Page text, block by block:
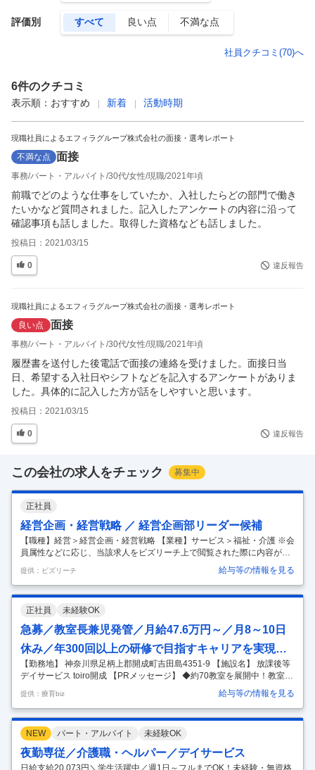
評価別 すべて 良い点 不満な点
社員クチコミ(70)へ
6件のクチコミ
表示順： おすすめ 新着 活動時期
現職社員によるエフィラグループ株式会社の面接・選考レポート
不満な点 面接
事務 パート・アルバイト 30代 女性 現職 2021年頃
前職でどのような仕事をしていたか、入社したらどの部門で働き
たいかなど質問されました。記入したアンケートの内容に沿って
確認事項も話しました。取得した資格なども話しました。
投稿日： 2021/03/15
0 違反報告
現職社員によるエフィラグループ株式会社の面接・選考レポート
良い点 面接
事務 パート・アルバイト 30代 女性 現職 2021年頃
履歴書を送付した後電話で面接の連絡を受けました。面接日当
日、希望する入社日やシフトなどを記入するアンケートがありま
した。具体的に記入した方が話をしやすいと思います。
投稿日： 2021/03/15
0 違反報告
この会社の求人をチェック 募集中
正社員
経営企画・経営戦略 ／ 経営企画部リーダー候補
【職種】経営＞経営企画・経営戦略 【業種】サービス＞福祉・介護 ※会
員属性などに応じ、当該求人をビズリーチ上で閲覧された際に内容が異
なる場合があります ■事業概要：地域の「生ききる」を支える、人生の
総合サポート企業 エフィラグループは、医療・保育・障害福祉・介護な
ど、人が一生の間に出会うあらゆる困難を支える事業を、神奈川県を中
心に展開しています。 「50事業・50エリア・50社長（COLORS50）」
という戦略を掲げ、現在16年目で11法人、28事業、従業員2,500名規模
へと急成長を遂げました。 神奈川県内における福祉事業の拠点数はNo.1
（※）を誇り、直近ではプロバスケットボールチームの経 …
提供：ビズリーチ 給与等の情報を見る
正社員 未経験OK
急募／教室長兼児発管／月給47.6万円～／月8～10日
休み／年300回以上の研修で目指すキャリアを実現＆
十人十色を引き出す好待遇／放課後等デイサービス／
【勤務地】 神奈川県足柄上郡開成町吉田島4351-9 【施設名】 放課後等
デイサービス toiro開成 【PRメッセージ】 ◆約70教室を展開中！教室
数・在籍児童数ともに神奈川内トップクラス 運営法人は、デイサービ
ス、訪問介護・就労支援・保育事業など、20以上の事業で約180拠点を
展開中。 放課後等デイサービスの規模でいえば、約70教室を運営してお
り、神奈川県内トップクラスを誇ります。 その豊富な実績と経験を生か
した療育・支援の追求はもちろん、保護者の方が安心して任せてもらえ
るように土日祝・長期利用可、延長利用可、完全送迎などサービスも充
実させています。 ◆遊び・体験重視の療育◎ ～遊びを通し…
提供：療育biz 給与等の情報を見る
NEW パート・アルバイト 未経験OK
夜勤専従／介護職・ヘルパー／デイサービス
日給支給20,073円＼学生活躍中／週1日～フルまでOK！未経験・無資格